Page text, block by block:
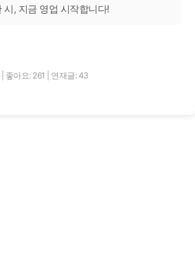
, 지금 영업 시작합니다!
좋아요: 261 연재글: 43